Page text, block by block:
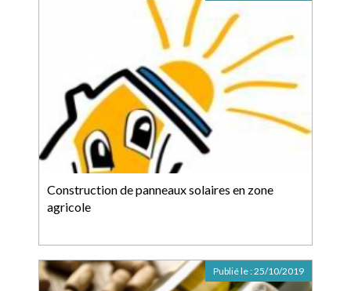
Construction de panneaux solaires en zone
agricole
Publié le :25/10/2019